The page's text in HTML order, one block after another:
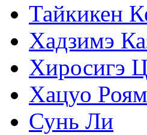
Тайкикен
Хадзимэ
Хиросигэ
Хацуо
Сунь Ли